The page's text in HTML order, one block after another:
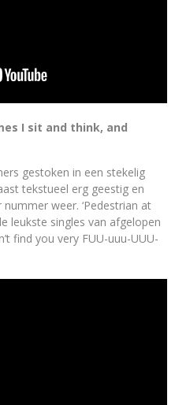
I sit and think, and
gestoken in een stekelig
tekstueel erg geestig en
weer. ‘Pedestrian at
leukste singles van afgelopen
find you very FUU-uuu-UUU-